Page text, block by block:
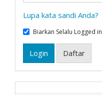
Lupa kata sandi Anda?
Biarkan Selalu Logged in
Login Daftar